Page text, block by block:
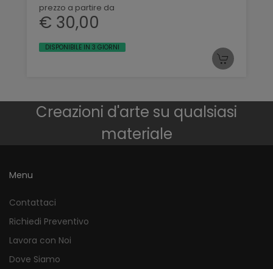
prezzo a partire da
€ 30,00
DISPONIBILE IN 3 GIORNI
Creazioni d'arte su qualsiasi
materiale
Menu
Contattaci
Richiedi Preventivo
Lavora con Noi
Dove Siamo